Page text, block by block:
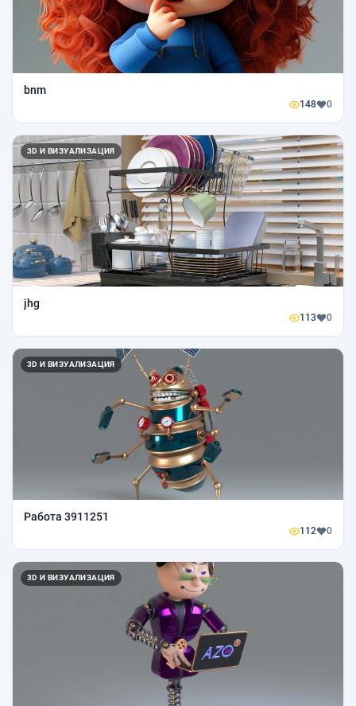
bnm
148 0
3D И ВИЗУАЛИЗАЦИЯ
jhg
113 0
3D И ВИЗУАЛИЗАЦИЯ
Работа 3911251
112 0
3D И ВИЗУАЛИЗАЦИЯ